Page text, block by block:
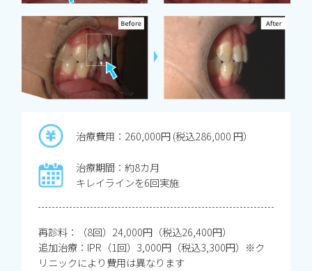
治療費用：260,000円 (税込286,000 円）
治療期間：約8カ月
キレイラインを6回実施
再診料：（8回）24,000円（税込26,400円）
追加治療：IPR（1回）3,000円（税込3,300円）※ク
リニックにより費用は異なります